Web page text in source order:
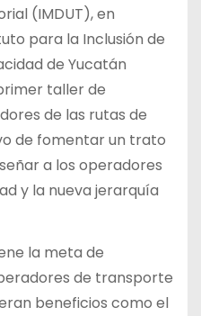
(IMDUT), en
para la Inclusión de
de Yucatán
taller de
de las rutas de
de fomentar un trato
a los operadores
y la nueva jerarquía
la meta de
de transporte
beneficios como el